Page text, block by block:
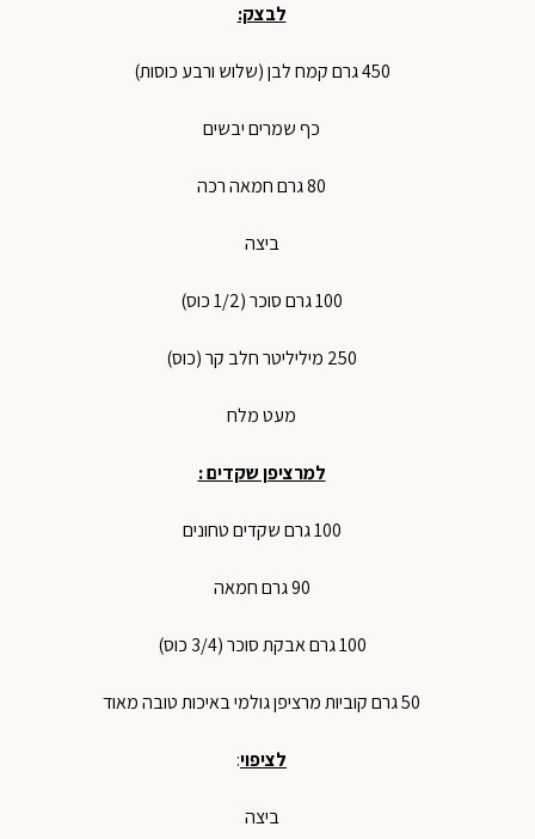
לבצק:
450 גרם קמח לבן (שלוש ורבע כוסות)
כף שמרים יבשים
80 גרם חמאה רכה
ביצה
100 גרם סוכר (1/2 כוס)
250 מיליליטר חלב קר (כוס)
מעט מלח
למרציפן שקדים :
100 גרם שקדים טחונים
90 גרם חמאה
100 גרם אבקת סוכר (3/4 כוס)
50 גרם קוביות מרציפן גולמי באיכות טובה מאוד
לציפוי:
ביצה